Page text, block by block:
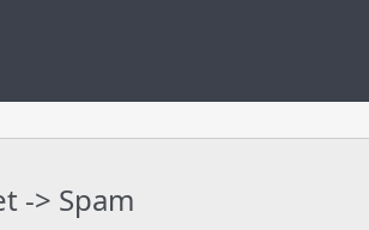
-> Spam